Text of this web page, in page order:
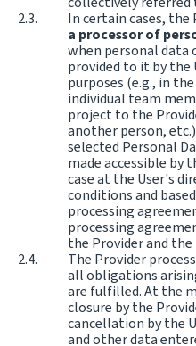
In certain cases, the
a processor of
when personal data
provided to it by the
purposes (e.g., in
individual team
project to the
another person,
selected Personal
made accessible by
case at the User's
conditions and
processing
processing
the Provider and the
The Provider
all obligations
are fulfilled. At the
closure by the
cancellation by the
and other data